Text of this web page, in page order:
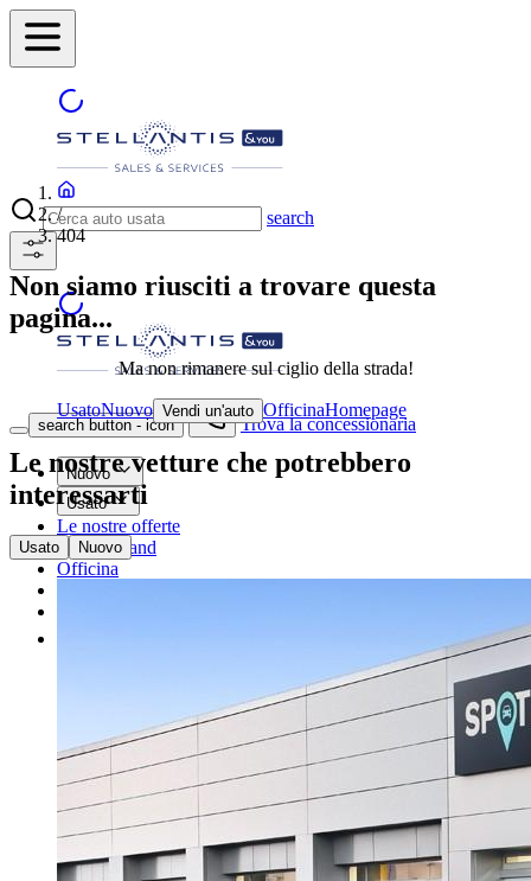
search
search button - icon Trova la concessionaria
Nuovo
Usato
Le nostre offerte
I nostri brand
Officina
/
404
Non siamo riusciti a trovare questa
pagina...
Ma non rimanere sul ciglio della strada!
UsatoNuovo Vendi un'auto OfficinaHomepage
Le nostre vetture che potrebbero
interessarti
Usato Nuovo